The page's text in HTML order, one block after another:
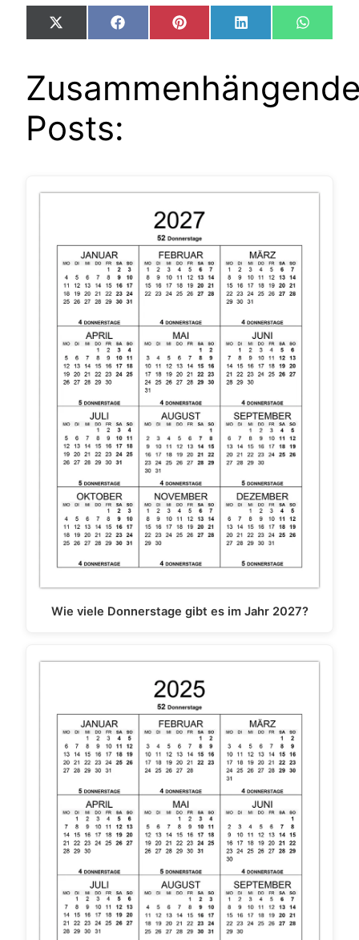
Share
on
X
(Twitter)
Share
on
FacebookShare
on
Pinterest Share
on
LinkedIn Share
on
Posts:
Wie viele Donnerstage gibt es im Jahr 2027?